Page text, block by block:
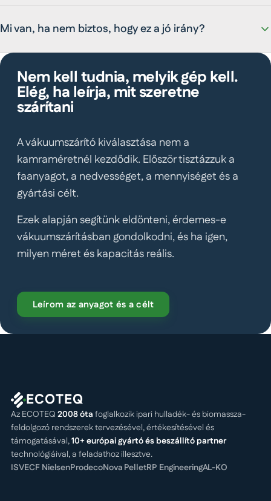
Mi van, ha nem biztos, hogy ez a jó irány?
Nem kell tudnia, melyik gép kell.
Elég, ha leírja, mit szeretne
szárítani
A vákuumszárító kiválasztása nem a
kamraméretnél kezdődik. Először tisztázzuk a
faanyagot, a nedvességet, a mennyiséget és a
gyártási célt.
Ezek alapján segítünk eldönteni, érdemes-e
vákuumszárításban gondolkodni, és ha igen,
milyen méret és kapacitás reális.
Leírom az anyagot és a célt
ECOTEQ
Az ECOTEQ 2008 óta foglalkozik ipari hulladék- és biomassza-
feldolgozó rendszerek tervezésével, értékesítésével és
támogatásával,10+ európai gyártó és beszállító partner
technológiáival, a feladathoz illesztve.
ISVECF NielsenProdecoNova PelletRP EngineeringAL-KO